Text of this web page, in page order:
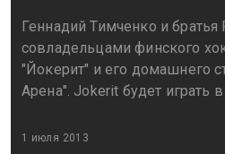
Геннадий Тимченко и братья
совладельцами финского
"Йокерит" и его домашнего
Арена". Jokerit будет играть
1 июля 2013